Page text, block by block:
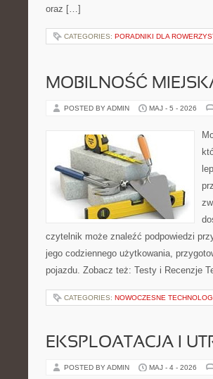
oraz […]
CATEGORIES: PORADNIKI DLA
MOBILNOŚĆ
POSTED BY ADMIN MAJ - 5 - 2026
czytelnik może znaleźć podpowiedzi
jego codziennego użytkowania,
pojazdu. Zobacz też: Testy i Recenzje
CATEGORIES: NOWOCZESNE
EKSPLOATACJA I
POSTED BY ADMIN MAJ - 4 - 2026